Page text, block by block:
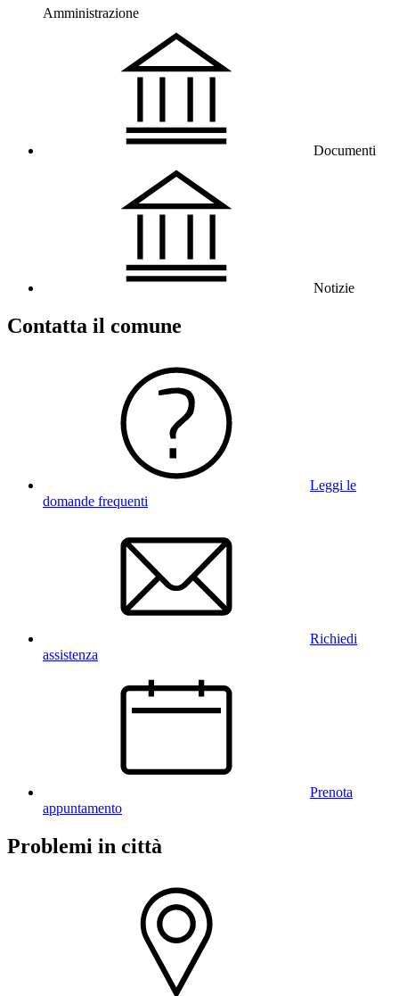
Amministrazione
Documenti
Notizie
Contatta il comune
Leggi le
domande frequenti
Richiedi
assistenza
Prenota
appuntamento
Problemi in città